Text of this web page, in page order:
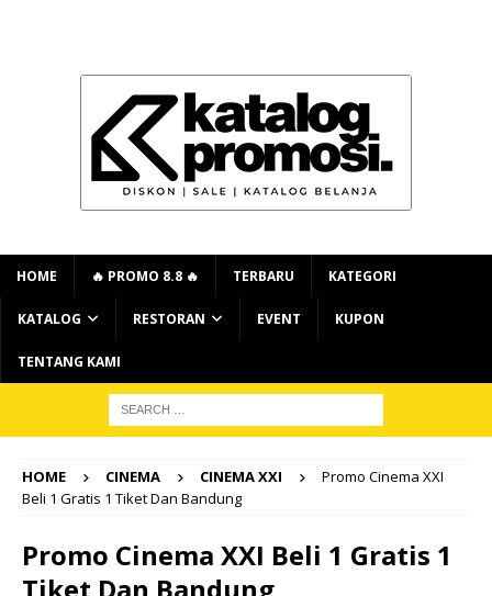
HOME 🔥 PROMO 8.8 🔥 TERBARU KATEGORI
KATALOG RESTORAN EVENT KUPON
TENTANG KAMI
HOME CINEMA CINEMA XXI
Promo Cinema XXI
Beli 1 Gratis 1 Tiket Dan Bandung
Promo Cinema XXI Beli 1 Gratis 1